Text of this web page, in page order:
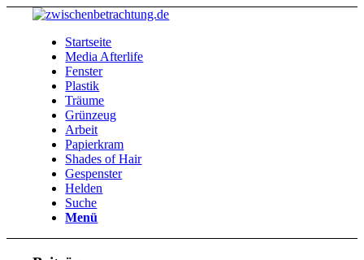
Startseite
Media Afterlife
Fenster
Plastik
Träume
Grünzeug
Arbeit
Papierkram
Shades of Hair
Gespenster
Helden
Suche
Menü